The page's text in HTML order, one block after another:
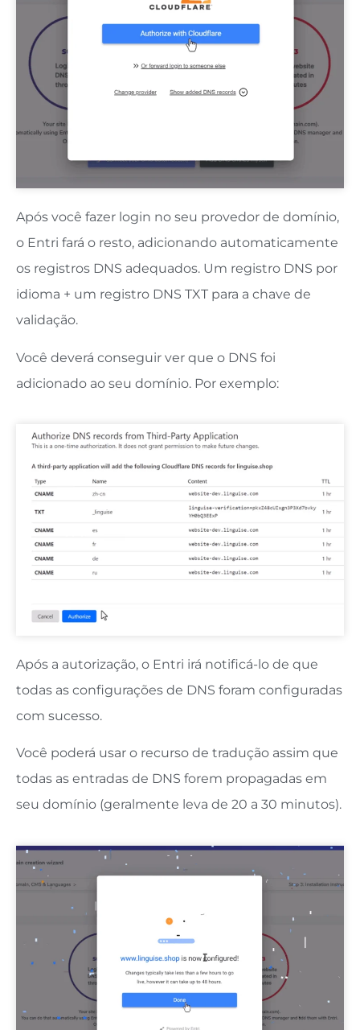
Após você fazer login no seu provedor de domínio,
o Entri fará o resto, adicionando automaticamente
os registros DNS adequados. Um registro DNS por
idioma + um registro DNS TXT para a chave de
validação.
Você deverá conseguir ver que o DNS foi
adicionado ao seu domínio. Por exemplo:
Após a autorização, o Entri irá notificá-lo de que
todas as configurações de DNS foram configuradas
com sucesso.
Você poderá usar o recurso de tradução assim que
todas as entradas de DNS forem propagadas em
seu domínio (geralmente leva de 20 a 30 minutos).